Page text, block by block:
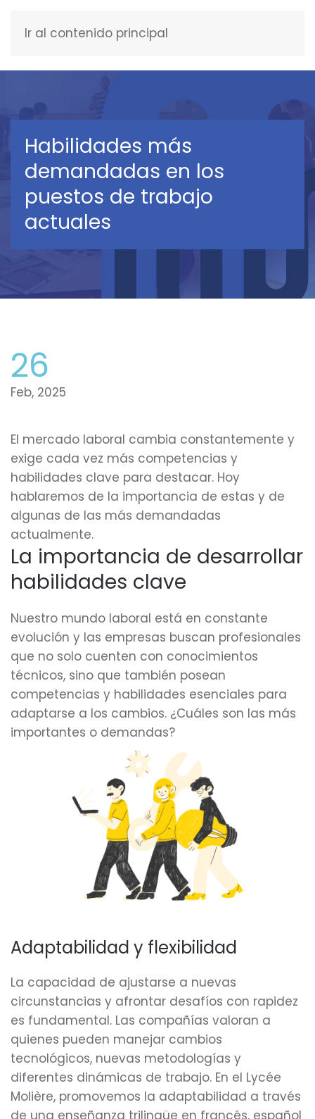
Ir al contenido principal
Habilidades más
demandadas en los
puestos de trabajo
actuales
26
Feb, 2025
El mercado laboral cambia constantemente y
exige cada vez más competencias y
habilidades clave para destacar. Hoy
hablaremos de la importancia de estas y de
algunas de las más demandadas
actualmente.
La importancia de desarrollar
habilidades clave
Nuestro mundo laboral está en constante
evolución y las empresas buscan profesionales
que no solo cuenten con conocimientos
técnicos, sino que también posean
competencias y habilidades esenciales para
adaptarse a los cambios. ¿Cuáles son las más
importantes o demandas?
Adaptabilidad y flexibilidad
La capacidad de ajustarse a nuevas
circunstancias y afrontar desafíos con rapidez
es fundamental. Las compañías valoran a
quienes pueden manejar cambios
tecnológicos, nuevas metodologías y
diferentes dinámicas de trabajo. En el Lycée
Molière, promovemos la adaptabilidad a través
de una enseñanza trilingüe en francés, español